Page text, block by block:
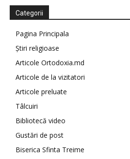
Categorii
Pagina Principala
Știri religioase
Articole Ortodoxia.md
Articole de la vizitatori
Articole preluate
Tâlcuiri
Bibliotecă video
Gustări de post
Biserica Sfinta Treime